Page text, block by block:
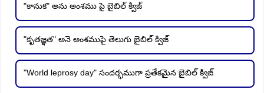
"కానుక" అను అంశము పై బైబిల్ క్విజ్
"కృతజ్ఞత" అనె అంశముపై తెలుగు బైబిల్ క్విజ్
"World leprosy day" సందర్భముగా ప్రతేకమైన బైబిల్ క్విజ్